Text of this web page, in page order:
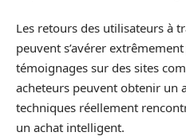
Les retours des utilisateurs à
peuvent s’avérer
témoignages sur des sites
acheteurs peuvent obtenir un
techniques réellement
un achat intelligent.